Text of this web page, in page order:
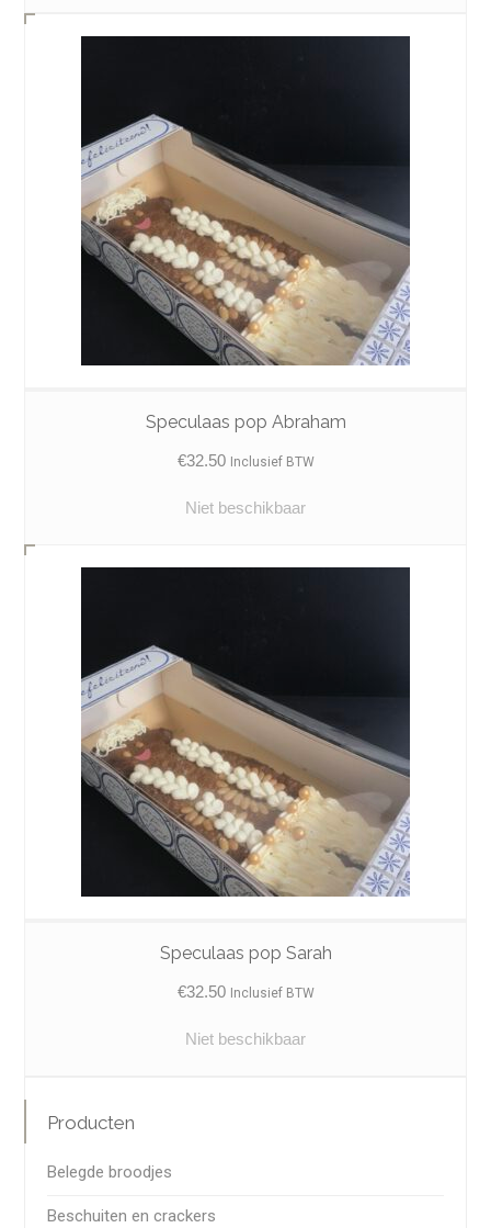
Speculaas pop Abraham
€32.50 Inclusief BTW
Niet beschikbaar
Speculaas pop Sarah
€32.50 Inclusief BTW
Niet beschikbaar
Producten
Belegde broodjes
Beschuiten en crackers